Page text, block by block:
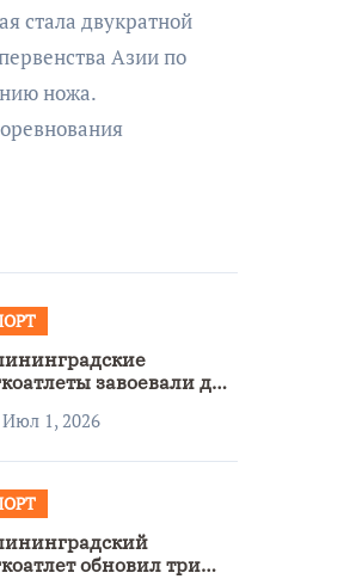
стала двукратной
Азии по
ножа.
завоевали две
Июл 1, 2026
обновил три